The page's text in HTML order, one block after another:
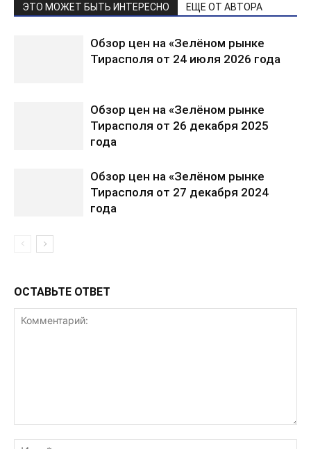
ЭТО МОЖЕТ БЫТЬ ИНТЕРЕСНО ЕЩЕ ОТ АВТОРА
Обзор цен на «Зелёном рынке
Тирасполя от 24 июля 2026 года
Обзор цен на «Зелёном рынке
Тирасполя от 26 декабря 2025
года
Обзор цен на «Зелёном рынке
Тирасполя от 27 декабря 2024
года
ОСТАВЬТЕ ОТВЕТ